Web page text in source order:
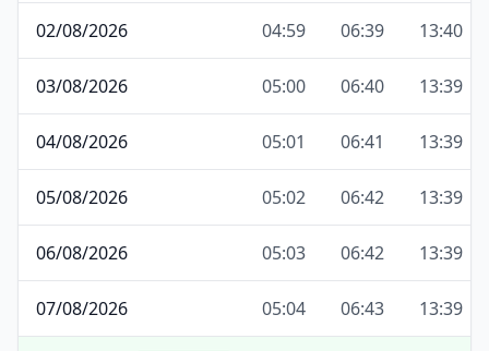
02/08/2026 04:59 06:39 13:40
03/08/2026 05:00 06:40 13:39
04/08/2026 05:01 06:41 13:39
05/08/2026 05:02 06:42 13:39
06/08/2026 05:03 06:42 13:39
07/08/2026 05:04 06:43 13:39